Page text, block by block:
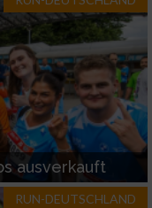
ausverkauft
RUN-DEUTSCHLAND